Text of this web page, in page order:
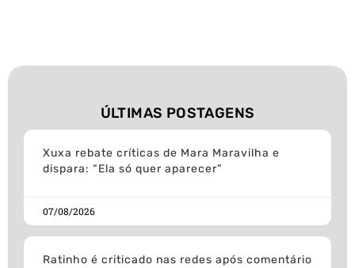
ÚLTIMAS POSTAGENS
Xuxa rebate críticas de Mara Maravilha e
dispara: “Ela só quer aparecer”
07/08/2026
Ratinho é criticado nas redes após comentário